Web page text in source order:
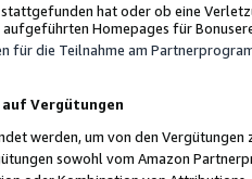
stattgefunden hat oder ob eine
Homepages für
für die Teilnahme am
auf Vergütungen
werden, um von den
sowohl vom Amazon